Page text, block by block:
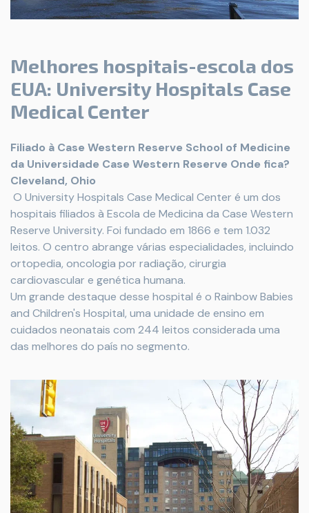
Melhores hospitais-escola dos
EUA: University Hospitals Case
Medical Center
Filiado à Case Western Reserve School of Medicine
da Universidade Case Western Reserve Onde fica?
Cleveland, Ohio
O University Hospitals Case Medical Center é um dos
hospitais filiados à Escola de Medicina da Case Western
Reserve University. Foi fundado em 1866 e tem 1.032
leitos. O centro abrange várias especialidades, incluindo
ortopedia, oncologia por radiação, cirurgia
cardiovascular e genética humana.
Um grande destaque desse hospital é o Rainbow Babies
and Children's Hospital, uma unidade de ensino em
cuidados neonatais com 244 leitos considerada uma
das melhores do país no segmento.